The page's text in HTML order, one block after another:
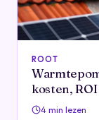
ROOT
kosten,
4 min lezen